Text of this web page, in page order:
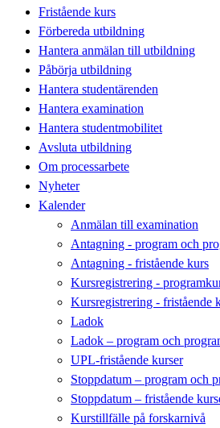
Fristående kurs
Förbereda utbildning
Hantera anmälan till utbildning
Påbörja utbildning
Hantera studentärenden
Hantera examination
Hantera studentmobilitet
Avsluta utbildning
Om processarbete
Nyheter
Kalender
Anmälan till examination
Antagning - program och
Antagning - fristående kurs
Kursregistrering -
Kursregistrering - fristående
Ladok
Ladok – program och
UPL-fristående kurser
Stoppdatum – program och
Stoppdatum – fristående
Kurstillfälle på forskarnivå